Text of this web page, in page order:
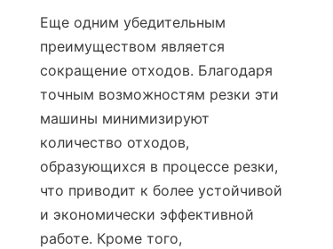
Еще одним убедительным
преимуществом является
сокращение отходов. Благодаря
точным возможностям резки эти
машины минимизируют
количество отходов,
образующихся в процессе резки,
что приводит к более устойчивой
и экономически эффективной
работе. Кроме того,